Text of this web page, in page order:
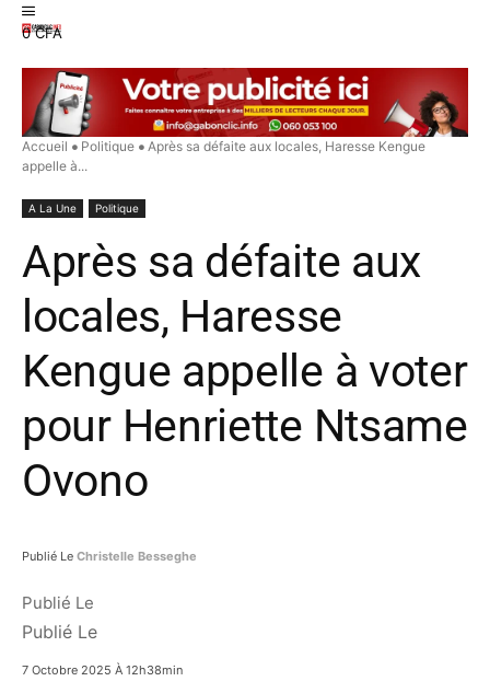
0 CFA
Accueil Politique
Après sa défaite aux locales, Haresse Kengue
appelle à...
A La Une Politique
Après sa défaite aux
locales, Haresse
Kengue appelle à voter
pour Henriette Ntsame
Ovono
Publié Le Christelle Besseghe
Publié Le
Publié Le
7 Octobre 2025 À 12h38min